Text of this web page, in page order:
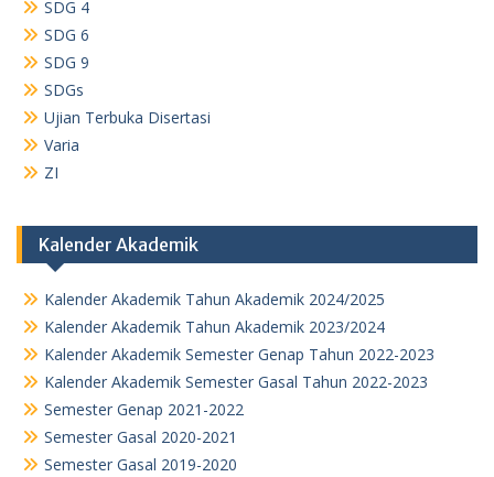
SDG 4
SDG 6
SDG 9
SDGs
Ujian Terbuka Disertasi
Varia
ZI
Kalender Akademik
Kalender Akademik Tahun Akademik 2024/2025
Kalender Akademik Tahun Akademik 2023/2024
Kalender Akademik Semester Genap Tahun 2022-2023
Kalender Akademik Semester Gasal Tahun 2022-2023
Semester Genap 2021-2022
Semester Gasal 2020-2021
Semester Gasal 2019-2020